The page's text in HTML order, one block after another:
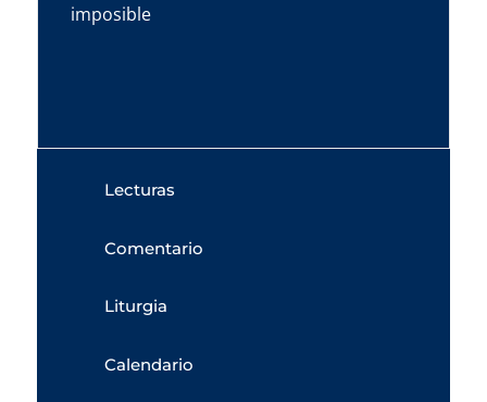
imposible
Lecturas
Comentario
Liturgia
Calendario